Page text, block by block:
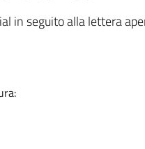
in seguito alla lettera